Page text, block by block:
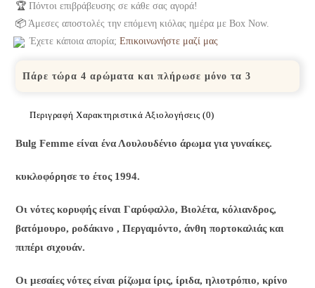
🏆 Πόντοι επιβράβευσης σε κάθε σας αγορά!
📦 Άμεσες αποστολές την επόμενη κιόλας ημέρα με Box Now.
Έχετε κάποια απορία;Επικοινωνήστε μαζί μας
Πάρε τώρα 4 αρώματα και πλήρωσε μόνο τα 3
ΠεριγραφήΧαρακτηριστικά Αξιολογήσεις (0)
Bulg Femme είναι ένα Λουλουδένιο άρωμα για γυναίκες.
κυκλοφόρησε το έτος 1994.
Οι νότες κορυφής είναι Γαρύφαλλο, Βιολέτα, κόλιανδρος,
βατόμουρο, ροδάκινο , Περγαμόντο, άνθη πορτοκαλιάς και
πιπέρι σιχουάν.
Oι μεσαίες νότες είναι ρίζωμα ίρις, ίριδα, ηλιοτρόπιο, κρίνο